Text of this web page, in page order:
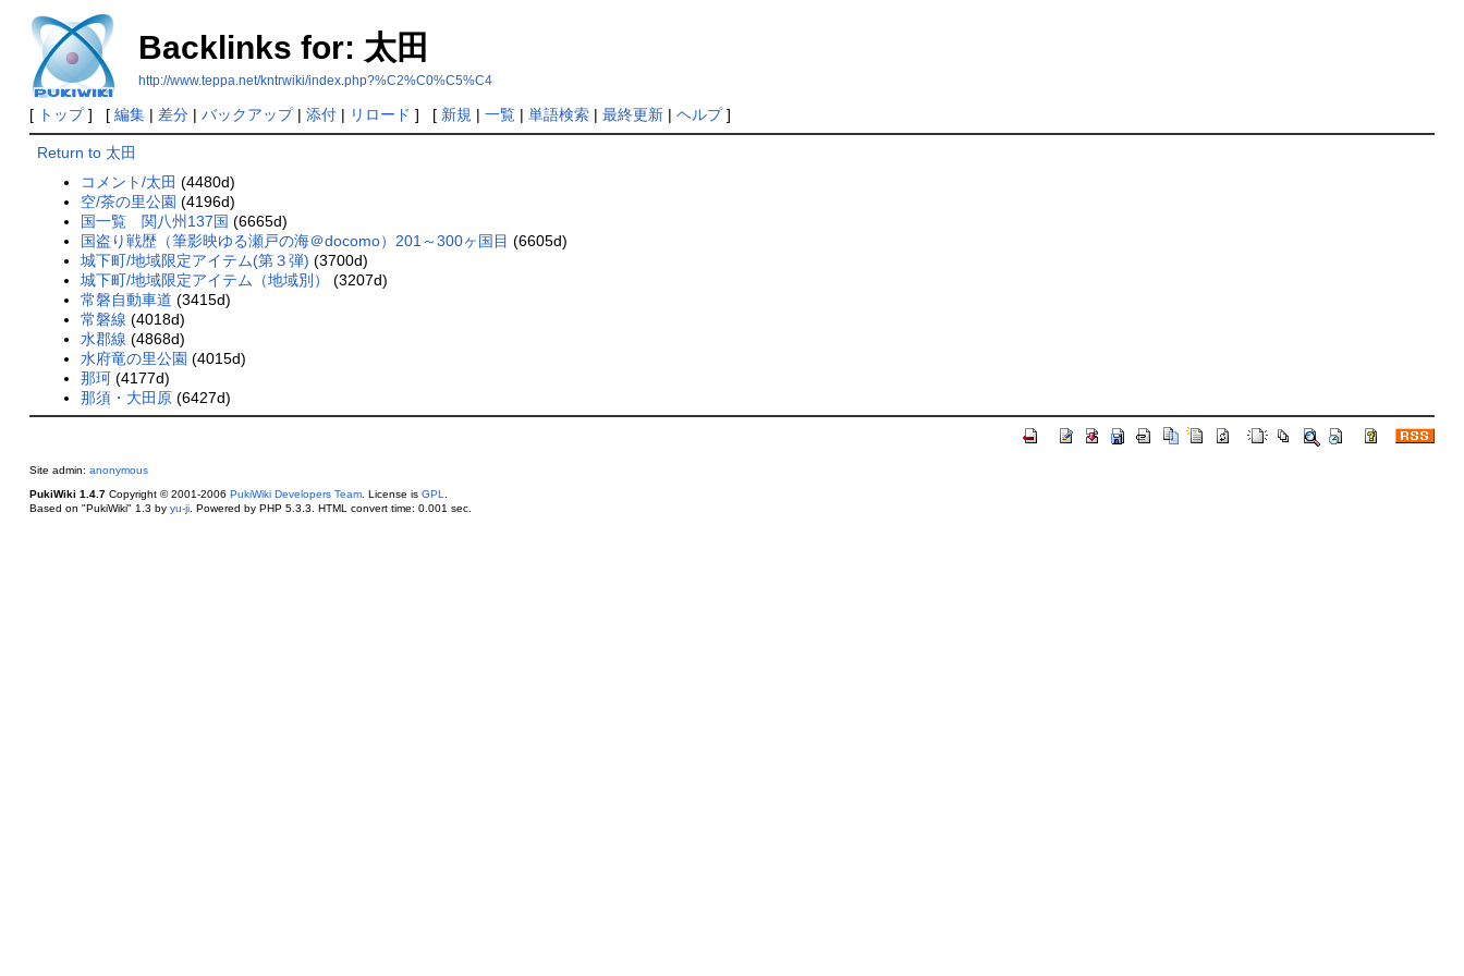
Backlinks for: 太田
http://www.teppa.net/kntrwiki/index.php?%C2%C0%C5%C4
[ トップ] [ 編集| 差分| バックアップ| 添付| リロード ] [ 新規 | 一覧| 単語検索| 最終更新| ヘルプ]
Return to 太田
コメント/太田 (4480d)
空/茶の里公園 (4196d)
国一覧 関八州137国 (6665d)
国盗り戦歴（筆影映ゆる瀬戸の海＠docomo）201～300ヶ国目 (6605d)
城下町/地域限定アイテム(第３弾) (3700d)
城下町/地域限定アイテム（地域別）
(3207d)
常磐自動車道 (3415d)
常磐線 (4018d)
水郡線 (4868d)
水府竜の里公園 (4015d)
那珂 (4177d)
那須・大田原 (6427d)
Site admin: anonymous
PukiWiki 1.4.7Copyright © 2001-2006 PukiWiki Developers Team. License is GPL
Based on "PukiWiki" 1.3 by yu-ji. Powered by PHP 5.3.3. HTML convert time: 0.001 sec.